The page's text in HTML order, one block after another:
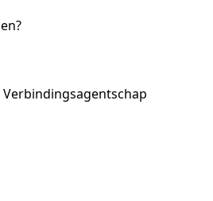
Verbindingsagentschap